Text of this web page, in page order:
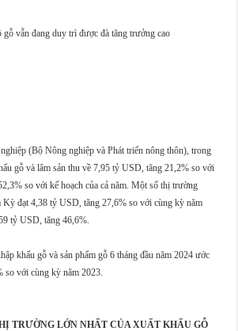
gỗ vẫn đang duy trì được đà tăng trưởng cao
(Bộ Nông nghiệp và Phát triển nông thôn), trong
gỗ và lâm sản thu về 7,95 tỷ USD, tăng 21,2% so với
so với kế hoạch của cả năm. Một số thị trường
Kỳ đạt 4,38 tỷ USD, tăng 27,6% so với cùng kỳ năm
tỷ USD, tăng 46,6%.
khẩu gỗ và sản phẩm gỗ 6 tháng đầu năm 2024 ước
so với cùng kỳ năm 2023.
TRƯỜNG LỚN NHẤT CỦA XUẤT KHẨU GỖ